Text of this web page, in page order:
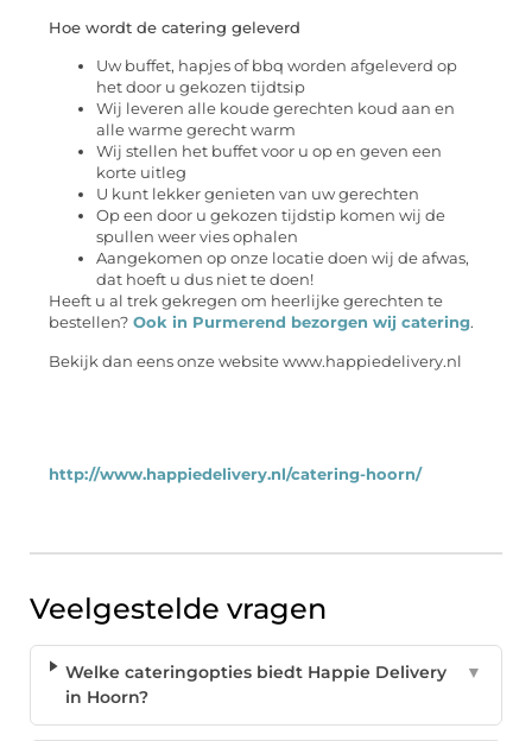
Hoe wordt de catering geleverd
Uw buffet, hapjes of bbq worden afgeleverd op
het door u gekozen tijdtsip
Wij leveren alle koude gerechten koud aan en
alle warme gerecht warm
Wij stellen het buffet voor u op en geven een
korte uitleg
U kunt lekker genieten van uw gerechten
Op een door u gekozen tijdstip komen wij de
spullen weer vies ophalen
Aangekomen op onze locatie doen wij de afwas,
dat hoeft u dus niet te doen!
Heeft u al trek gekregen om heerlijke gerechten te
bestellen? Ook in Purmerend bezorgen wij catering.
Bekijk dan eens onze website www.happiedelivery.nl
http://www.happiedelivery.nl/catering-hoorn/
Veelgestelde vragen
Welke cateringopties biedt Happie Delivery
in Hoorn?
▼